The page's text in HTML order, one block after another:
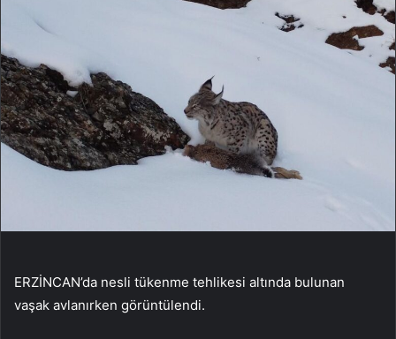
ERZİNCAN’da nesli tükenme tehlikesi altında bulunan
vaşak avlanırken görüntülendi.